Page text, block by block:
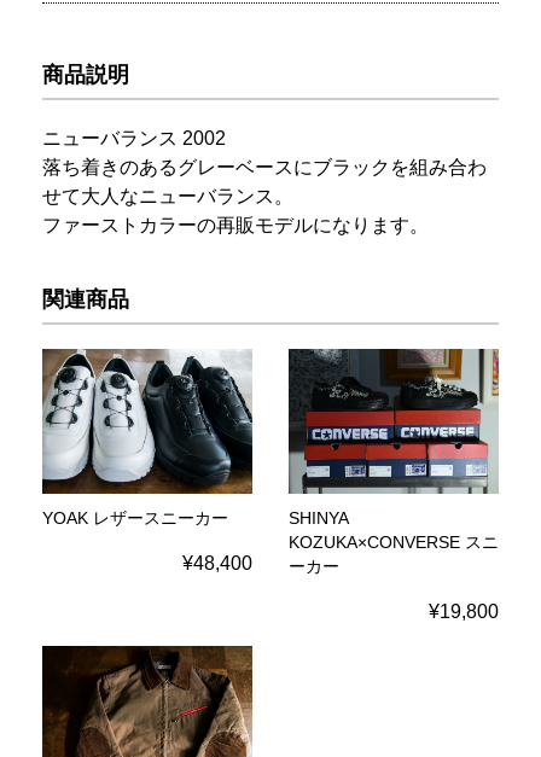
商品説明
ニューバランス 2002
落ち着きのあるグレーベースにブラックを組み合わ
せて大人なニューバランス。
ファーストカラーの再販モデルになります。
関連商品
YOAK レザースニーカー
¥48,400
SHINYA
KOZUKA×CONVERSE スニ
ーカー
¥19,800